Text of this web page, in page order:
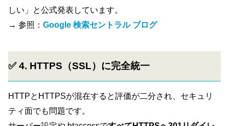
しい」と公式発表しています。
→ 参照： Google 検索セントラル ブログ
✅ 4. HTTPS（SSL）に完全統一
HTTPとHTTPSが混在すると評価が二分され、セキュリ
ティ面でも問題です。